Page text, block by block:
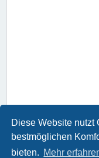
Diese Website nutzt
bestmöglichen
bieten. Mehr